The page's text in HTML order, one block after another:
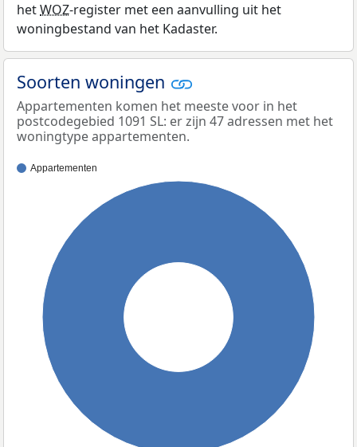
hetWOZ-register met een aanvulling uit het
woningbestand van het Kadaster.
Soorten woningen
Appartementen komen het meeste voor in het
postcodegebied 1091 SL: er zijn 47 adressen met het
woningtype appartementen.
Appartementen